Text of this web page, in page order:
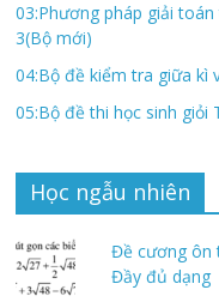
03:Phương pháp giải
3(Bộ mới)
04:Bộ đề kiểm tra giữa kì
05:Bộ đề thi học sinh giỏi
Học ngẫu nhiên
Đề cương ôn
Đầy đủ dạng